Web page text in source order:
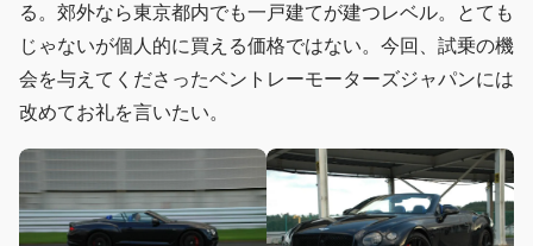
る。郊外なら東京都内でも一戸建てが建つレベル。とても
じゃないが個人的に買える価格ではない。今回、試乗の機
会を与えてくださったベントレーモーターズジャパンには
改めてお礼を言いたい。